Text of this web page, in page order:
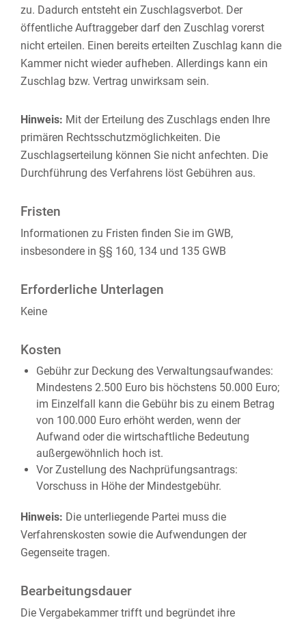
zu. Dadurch entsteht ein Zuschlagsverbot. Der
öffentliche Auftraggeber darf den Zuschlag vorerst
nicht erteilen. Einen bereits erteilten Zuschlag kann die
Kammer nicht wieder aufheben. Allerdings kann ein
Zuschlag bzw. Vertrag unwirksam sein.
Hinweis: Mit der Erteilung des Zuschlags enden Ihre
primären Rechtsschutzmöglichkeiten. Die
Zuschlagserteilung können Sie nicht anfechten. Die
Durchführung des Verfahrens löst Gebühren aus.
Fristen
Informationen zu Fristen finden Sie im GWB,
insbesondere in §§ 160, 134 und 135 GWB
Erforderliche Unterlagen
Keine
Kosten
Gebühr zur Deckung des Verwaltungsaufwandes:
Mindestens 2.500 Euro bis höchstens 50.000 Euro;
im Einzelfall kann die Gebühr bis zu einem Betrag
von 100.000 Euro erhöht werden, wenn der
Aufwand oder die wirtschaftliche Bedeutung
außergewöhnlich hoch ist.
Vor Zustellung des Nachprüfungsantrags:
Vorschuss in Höhe der Mindestgebühr.
Hinweis: Die unterliegende Partei muss die
Verfahrenskosten sowie die Aufwendungen der
Gegenseite tragen.
Bearbeitungsdauer
Die Vergabekammer trifft und begründet ihre